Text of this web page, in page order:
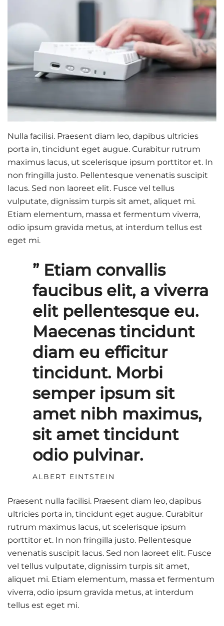
Nulla facilisi. Praesent diam leo, dapibus ultricies
porta in, tincidunt eget augue. Curabitur rutrum
maximus lacus, ut scelerisque ipsum porttitor et. In
non fringilla justo. Pellentesque venenatis suscipit
lacus. Sed non laoreet elit. Fusce vel tellus
vulputate, dignissim turpis sit amet, aliquet mi.
Etiam elementum, massa et fermentum viverra,
odio ipsum gravida metus, at interdum tellus est
eget mi.
” Etiam convallis
faucibus elit, a viverra
elit pellentesque eu.
Maecenas tincidunt
diam eu efficitur
tincidunt. Morbi
semper ipsum sit
amet nibh maximus,
sit amet tincidunt
odio pulvinar.
ALBERT EINTSTEIN
Praesent nulla facilisi. Praesent diam leo, dapibus
ultricies porta in, tincidunt eget augue. Curabitur
rutrum maximus lacus, ut scelerisque ipsum
porttitor et. In non fringilla justo. Pellentesque
venenatis suscipit lacus. Sed non laoreet elit. Fusce
vel tellus vulputate, dignissim turpis sit amet,
aliquet mi. Etiam elementum, massa et fermentum
viverra, odio ipsum gravida metus, at interdum
tellus est eget mi.